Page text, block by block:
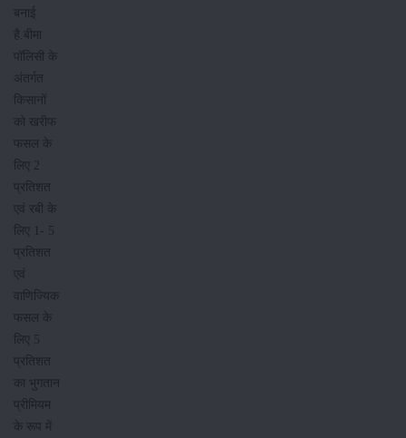
बनाई
है.बीमा
पॉलिसी के
अंतर्गत
किसानों
को खरीफ
फसल के
लिए 2
प्रतिशत
एवं रबी के
लिए 1- 5
प्रतिशत
वाणिज्यिक
फसल के
लिए 5
प्रतिशत
का भुगतान
प्रीमियम
के रूप में